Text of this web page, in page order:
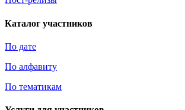
Каталог участников
По дате
По алфавиту
По тематикам